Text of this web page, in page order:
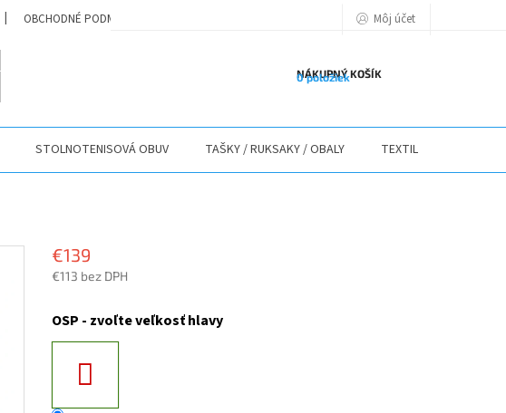
OBCHODNÉ PODMIENKY PODMIENKY OCHRANY OSOBNÝCH ÚDAJOVMôj účet
NÁKUPNÝ KOŠÍK
0 položiek
STOLNOTENISOVÁ OBUV TAŠKY / RUKSAKY / OBALY TEXTIL
€139
€113 bez DPH
cena:
OSP - zvoľte veľkosť hlavy